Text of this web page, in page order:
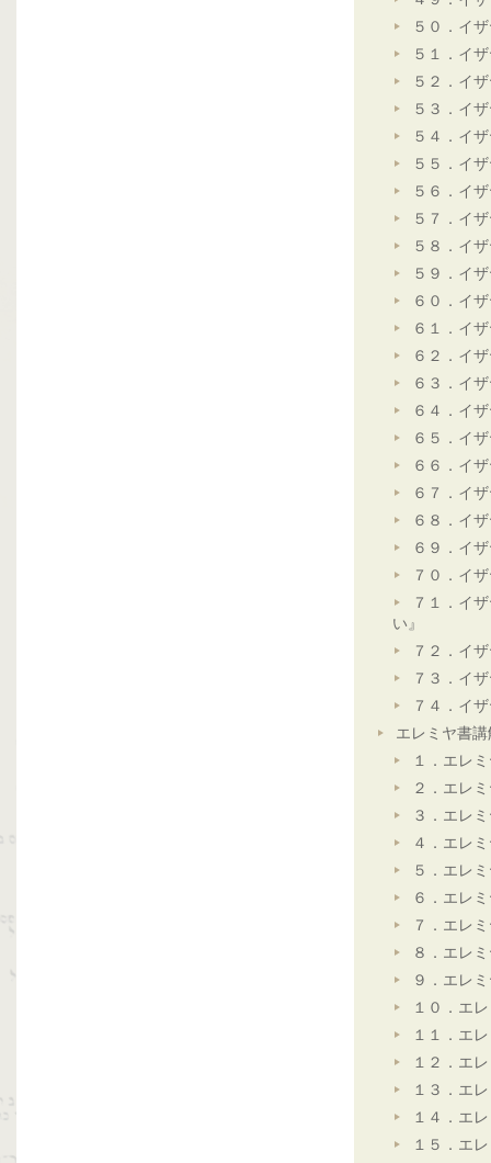
５０．イ
５１．イ
５２．イ
５３．イ
５４．イ
５５．イ
５６．イ
５７．イ
５８．イ
５９．イ
６０．イ
６１．イ
６２．イ
６３．イ
６４．イ
６５．イ
６６．イ
６７．イ
６８．イ
６９．イ
７０．イ
７１．イ
い』
７２．イ
７３．イ
７４．イ
エレミヤ書講
１．エレ
２．エレ
３．エレ
４．エレ
５．エレ
６．エレ
７．エレ
８．エレ
９．エレ
１０．エ
１１．エ
１２．エ
１３．エ
１４．エ
１５．エ